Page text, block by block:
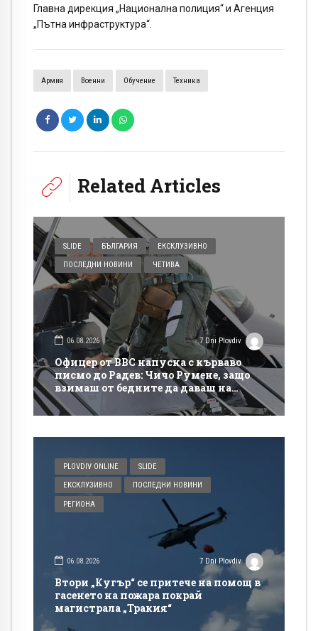
Главна дирекция „Национална полиция“ и Агенция
„Пътна инфраструктура“.
Армия Военни Обучение Техника
Related Articles
SLIDE БЪЛГАРИЯ ЕКСКЛУЗИВНО
ПОСЛЕДНИ НОВИНИ ЧЕТИВА
06.08.2026 7 Dni Plovdiv
Офицер от ВВС напусна с кърваво
писмо до Радев: Чичо Румене, защо
взимаш от бедните да даваш на
богатите?
PLOVDIV ONLINE SLIDE
ЕКСКЛУЗИВНО ПОСЛЕДНИ НОВИНИ
РЕГИОНА
06.08.2026 7 Dni Plovdiv
Втори „Кугър“ се притече на помощ в
гасенето на пожара покрай
магистрала „Тракия“